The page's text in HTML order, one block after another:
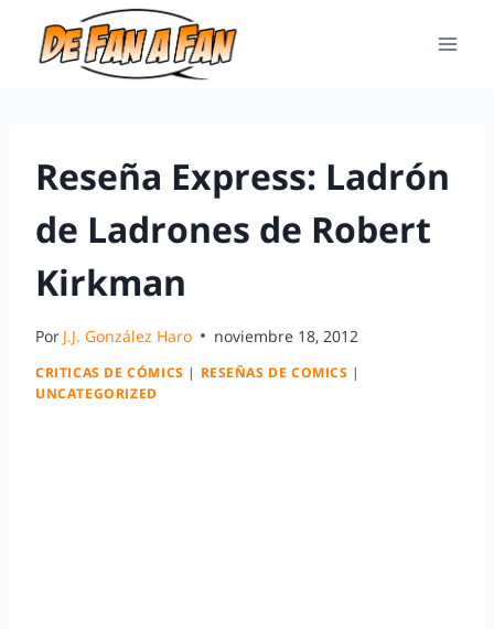
Reseña Express: Ladrón
de Ladrones de Robert
Kirkman
Por J.J. González Haro noviembre 18, 2012
CRITICAS DE CÓMICS | RESEÑAS DE COMICS |
UNCATEGORIZED